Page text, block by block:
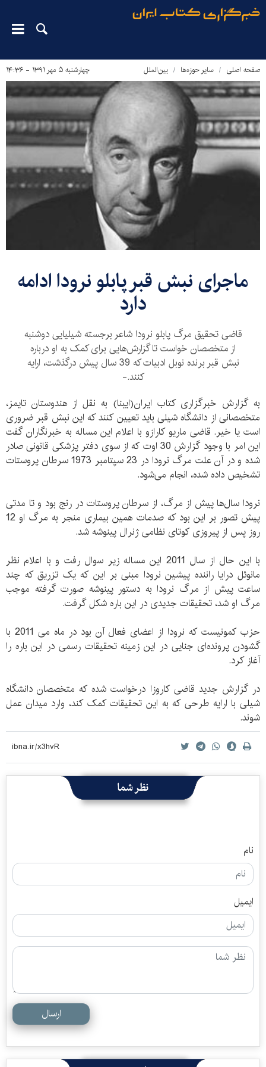
صفحه اصلی سایر حوزه‌ها بین‌الملل چهارشنبه ۵ مهر ۱۳۹۱ - ۱۴:۳۶
ماجرای نبش قبر پابلو نرودا ادامه
دارد
قاضی تحقیق مرگ پابلو نرودا شاعر برجسته شیلیایی دوشنبه
از متخصصان خواست تا گزارش‌هایی برای کمک به او درباره
نبش قبر برنده نوبل ادبیات که 39 سال پیش درگذشت، ارایه
کنند.-
به گزارش خبرگزاری کتاب ایران(ایبنا) به نقل از هندوستان تایمز،
متخصصانی از دانشگاه شیلی باید تعیین کنند که این نبش قبر ضروری
است یا خیر. قاضی ماریو کارازو با اعلام این مساله به خبرنگاران گفت
این امر با وجود گزارش 30 اوت که از سوی دفتر پزشکی قانونی صادر
شده و در آن علت مرگ نرودا در 23 سپتامبر 1973 سرطان پروستات
تشخیص داده شده، انجام می‌شود.
نرودا سال‌ها پیش از مرگ، از سرطان پروستات در رنج بود و تا مدتی
پیش تصور بر این بود که صدمات همین بیماری منجر به مرگ او 12
روز پس از پیروزی کوتای نظامی ژنرال پینوشه شد.
با این حال از سال 2011 این مساله زیر سوال رفت و با اعلام نظر
مانوئل درایا راننده پیشین نرودا مبنی بر این که یک تزریق که چند
ساعت پیش از مرگ نرودا به دستور پینوشه صورت گرفته موجب
مرگ او شد، تحقیقات جدیدی در این باره شکل گرفت.
حزب کمونیست که نرودا از اعضای فعال آن بود در ماه می 2011 با
گشودن پرونده‌ای جنایی در این زمینه تحقیقات رسمی در این باره را
آغاز کرد.
در گزارش جدید قاضی کاروزا درخواست شده که متخصصان دانشگاه
شیلی با ارایه طرحی که به این تحقیقات کمک کند، وارد میدان عمل
شوند.
نظر شما
نام
ایمیل
ارسال